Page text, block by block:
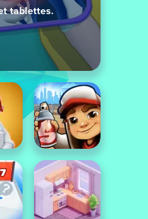
tablettes.